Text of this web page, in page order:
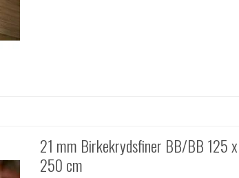
21 mm Birkekrydsfiner BB/BB 125 x
250 cm